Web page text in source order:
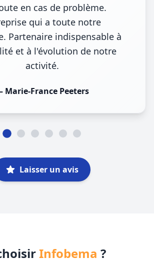
en cas de problème.
qui a toute notre
Partenaire indispensable à
et à l'évolution de notre
activité.
Marie-France Peeters
Laisser un avis
Infobema ?